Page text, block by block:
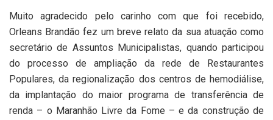
Muito agradecido pelo carinho com que foi recebido,
Orleans Brandão fez um breve relato da sua atuação como
secretário de Assuntos Municipalistas, quando participou
do processo de ampliação da rede de Restaurantes
Populares, da regionalização dos centros de hemodiálise,
da implantação do maior programa de transferência de
renda – o Maranhão Livre da Fome – e da construção de